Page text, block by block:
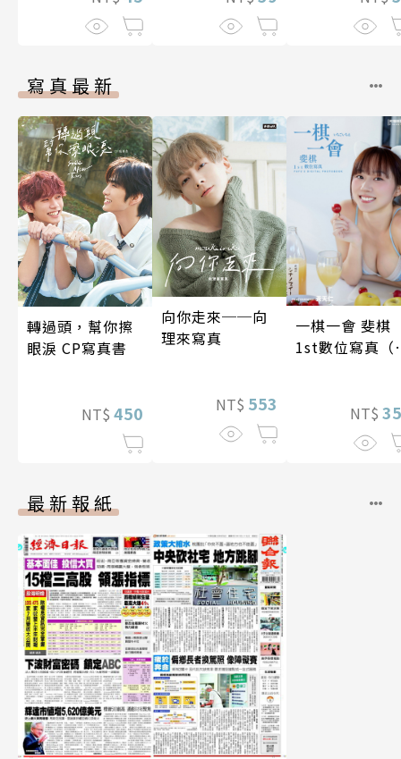
寫真最新
轉過頭，幫你擦
眼淚 CP寫真書
NT$ 450
向你走來──向
理來寫真
NT$ 553
一棋一會 斐棋
1st數位寫真（
NT$
最新報紙